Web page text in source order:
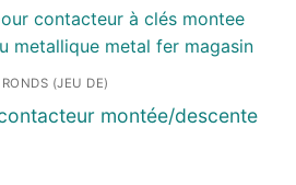
(JEU DE)
montée/descente